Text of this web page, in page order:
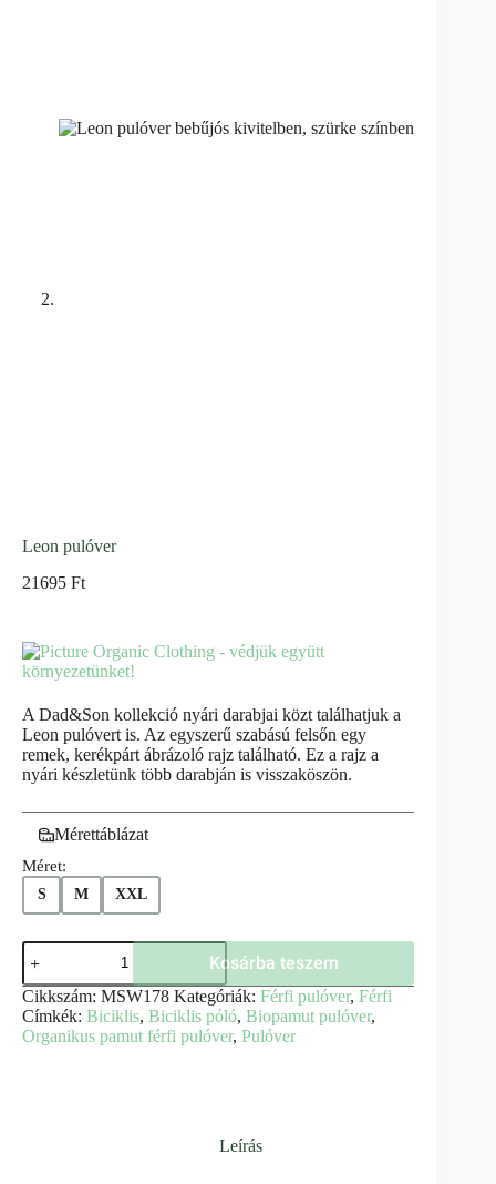
Leon pulóver
21695 Ft
A Dad&Son kollekció nyári darabjai közt találhatjuk a
Leon pulóvert is. Az egyszerű szabású felsőn egy
remek, kerékpárt ábrázoló rajz található. Ez a rajz a
nyári készletünk több darabján is visszaköszön.
Mérettáblázat
Méret:
S M XXL
Kosárba teszem
Cikkszám: MSW178 Kategóriák: Férfi pulóver, Férfi
Címkék: Biciklis, Biciklis póló, Biopamut pulóver,
Organikus pamut férfi pulóver, Pulóver
Leírás